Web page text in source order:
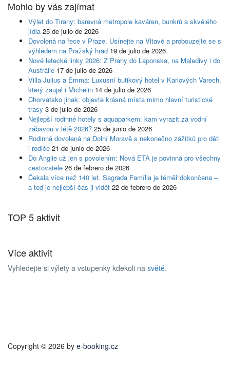
Mohlo by vás zajímat
Výlet do Tirany: barevná metropole kaváren, bunkrů a skvělého
jídla 25 de julio de 2026
Dovolená na řece v Praze. Usínejte na Vltavě a probouzejte se s
výhledem na Pražský hrad 19 de julio de 2026
Nové letecké linky 2026: Z Prahy do Laponska, na Maledivy i do
Austrálie 17 de julio de 2026
Villa Julius a Emma: Luxusní butikový hotel v Karlových Varech,
který zaujal i Michelin 14 de julio de 2026
Chorvatsko jinak: objevte krásná místa mimo hlavní turistické
trasy 3 de julio de 2026
Nejlepší rodinné hotely s aquaparkem: kam vyrazit za vodní
zábavou v létě 2026? 25 de junio de 2026
Rodinná dovolená na Dolní Moravě s nekonečno zážitků pro děti
i rodiče 21 de junio de 2026
Do Anglie už jen s povolením: Nová ETA je povinná pro všechny
cestovatele 26 de febrero de 2026
Čekala více než 140 let. Sagrada Família je téměř dokončena –
a teď je nejlepší čas ji vidět 22 de febrero de 2026
TOP 5 aktivit
Více aktivit
Vyhledejte si výlety a vstupenky kdekoli na světě.
Copyright © 2026 by e-booking.cz